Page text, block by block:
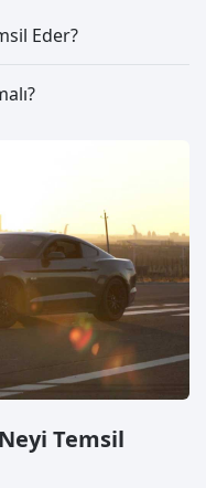
Temsil
Eder?